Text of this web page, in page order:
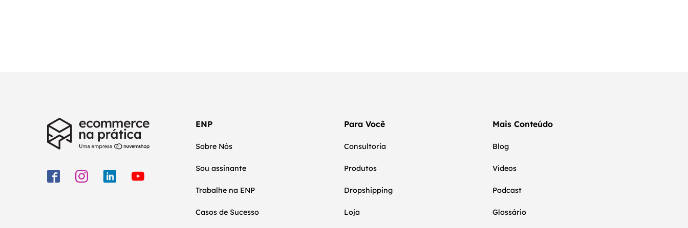
ENP
Sobre Nós
Sou assinante
Trabalhe na ENP
Casos de Sucesso
Para Você
Consultoria
Produtos
Dropshipping
Loja
Mais Conteúdo
Blog
Vídeos
Podcast
Glossário